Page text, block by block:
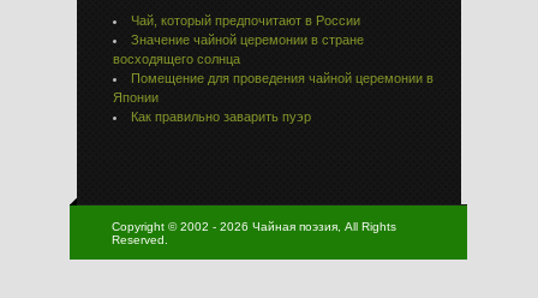
Чай, который предпочитают в России
Значение чайной церемонии в стране
восходящего солнца
Помещение для проведения чайной церемонии в
Японии
Как правильно заварить пуэр
Copyright © 2002 - 2026 Чайная поэзия, All Rights
Reserved.